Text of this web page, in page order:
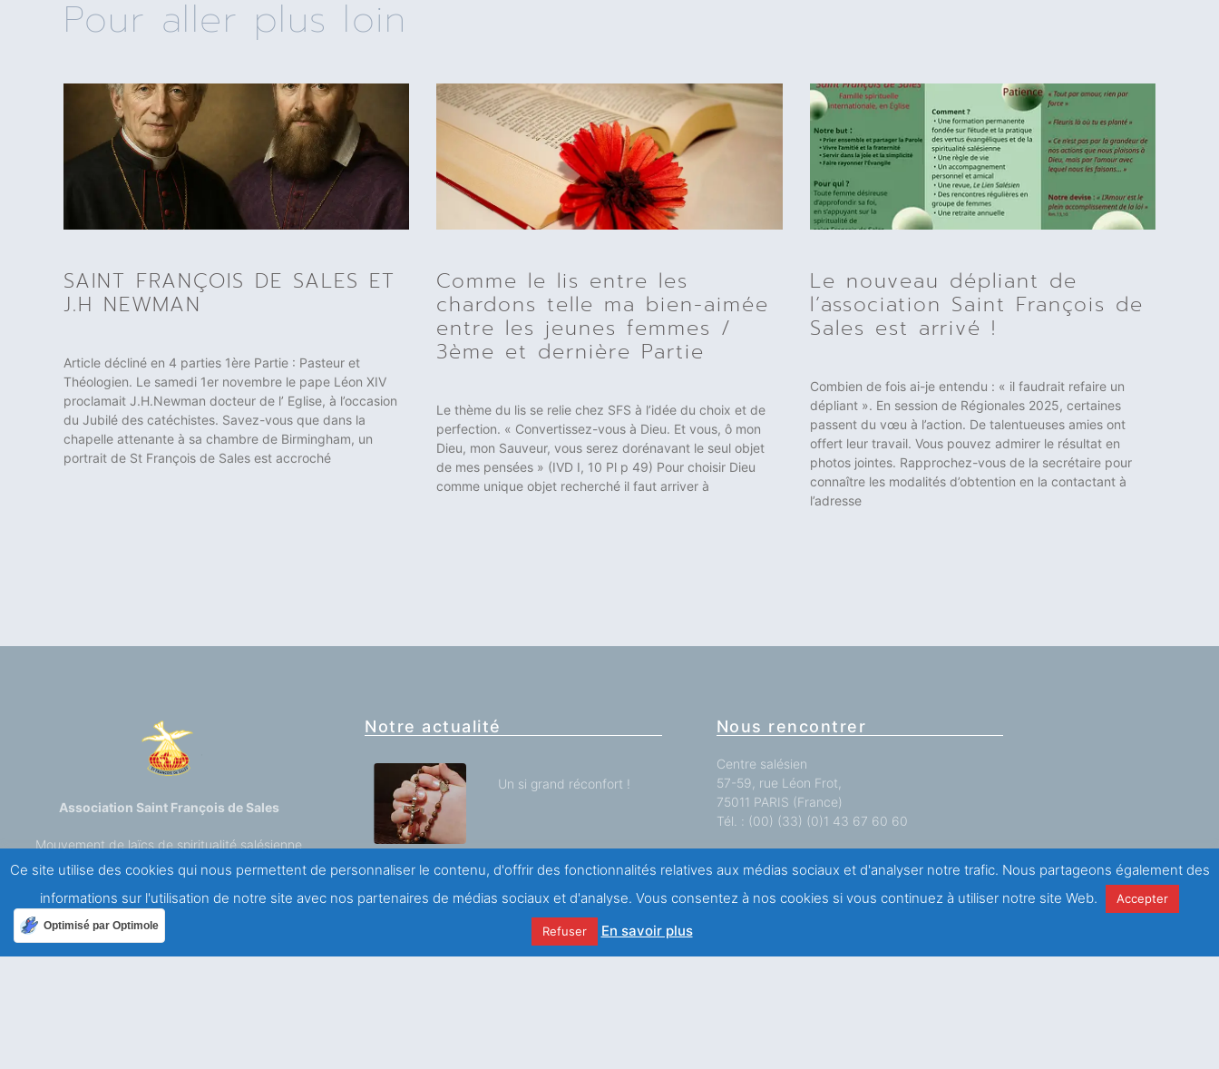
Pour aller plus loin
SAINT FRANÇOIS DE SALES ET
J.H NEWMAN
Article décliné en 4 parties 1ère Partie : Pasteur et
Théologien. Le samedi 1er novembre le pape Léon XIV
proclamait J.H.Newman docteur de l’ Eglise, à l’occasion
du Jubilé des catéchistes. Savez-vous que dans la
chapelle attenante à sa chambre de Birmingham, un
portrait de St François de Sales est accroché
Comme le lis entre les
chardons telle ma bien-aimée
entre les jeunes femmes /
3ème et dernière Partie
Le thème du lis se relie chez SFS à l’idée du choix et de
perfection. « Convertissez-vous à Dieu. Et vous, ô mon
Dieu, mon Sauveur, vous serez dorénavant le seul objet
de mes pensées » (IVD I, 10 Pl p 49) Pour choisir Dieu
comme unique objet recherché il faut arriver à
Le nouveau dépliant de
l’association Saint François de
Sales est arrivé !
Combien de fois ai-je entendu : « il faudrait refaire un
dépliant ». En session de Régionales 2025, certaines
passent du vœu à l’action. De talentueuses amies ont
offert leur travail. Vous pouvez admirer le résultat en
photos jointes. Rapprochez-vous de la secrétaire pour
connaître les modalités d’obtention en la contactant à
l’adresse
Association Saint François de Sales
Mouvement de laïcs de spiritualité salésienne
A propos
Qui sommes-nous ?
Mentions légales
Notre actualité
Un si grand réconfort !
SALES ET J.H
Nous rencontrer
Centre salésien
57-59, rue Léon Frot,
75011 PARIS (France)
Tél. : (00) (33) (0)1 43 67 60 60
Toutes nos implantationsici.
Ce site utilise des cookies qui nous permettent de personnaliser le contenu, d'offrir des fonctionnalités relatives aux médias sociaux et d'analyser notre trafic. Nous partageons également des
informations sur l'utilisation de notre site avec nos partenaires de médias sociaux et d'analyse. Vous consentez à nos cookies si vous continuez à utiliser notre site Web.
Accepter
Refuser En savoir plus
Optimisé par Optimole